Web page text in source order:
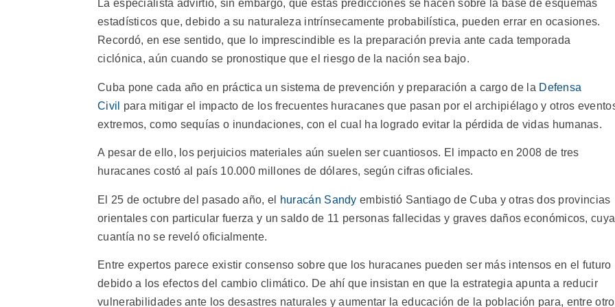
La especialista advirtió, sin embargo, que estas predicciones se hacen sobre la base de esquemas
estadísticos que, debido a su naturaleza intrínsecamente probabilística, pueden errar en ocasiones.
Recordó, en ese sentido, que lo imprescindible es la preparación previa ante cada temporada
ciclónica, aún cuando se pronostique que el riesgo de la nación sea bajo.
Cuba pone cada año en práctica un sistema de prevención y preparación a cargo de la Defensa
Civil
para mitigar el impacto de los frecuentes huracanes que pasan por el archipiélago y otros
extremos, como sequías o inundaciones, con el cual ha logrado evitar la pérdida de vidas humanas.
A pesar de ello, los perjuicios materiales aún suelen ser cuantiosos. El impacto en 2008 de tres
huracanes costó al país 10.000 millones de dólares, según cifras oficiales.
El 25 de octubre del pasado año, el huracán Sandy embistió Santiago de Cuba y otras dos provincias
orientales con particular fuerza y un saldo de 11 personas fallecidas y graves daños económicos, cuya
cuantía no se reveló oficialmente.
Entre expertos parece existir consenso sobre que los huracanes pueden ser más intensos en el futuro
debido a los efectos del cambio climático. De ahí que insistan en que la estrategia apunta a reducir
vulnerabilidades ante los desastres naturales y aumentar la educación de la población para, entre